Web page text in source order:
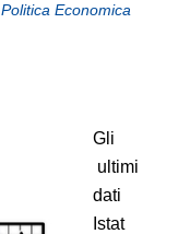
Politica Economica
Gli
ultimi
dati
Istat